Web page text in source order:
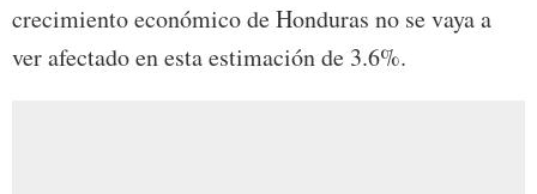
crecimiento económico de Honduras no se vaya a
ver afectado en esta estimación de 3.6%.